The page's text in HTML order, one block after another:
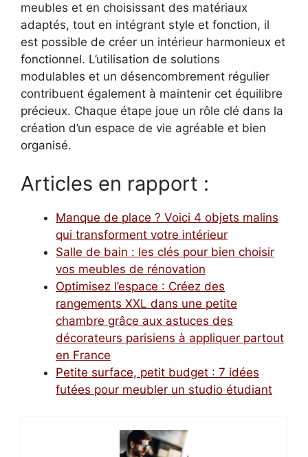
meubles et en choisissant des matériaux
adaptés, tout en intégrant style et fonction, il
est possible de créer un intérieur harmonieux et
fonctionnel. L’utilisation de solutions
modulables et un désencombrement régulier
contribuent également à maintenir cet équilibre
précieux. Chaque étape joue un rôle clé dans la
création d’un espace de vie agréable et bien
organisé.
Articles en rapport :
Manque de place ? Voici 4 objets malins
qui transforment votre intérieur
Salle de bain : les clés pour bien choisir
vos meubles de rénovation
Optimisez l’espace : Créez des
rangements XXL dans une petite
chambre grâce aux astuces des
décorateurs parisiens à appliquer partout
en France
Petite surface, petit budget : 7 idées
futées pour meubler un studio étudiant